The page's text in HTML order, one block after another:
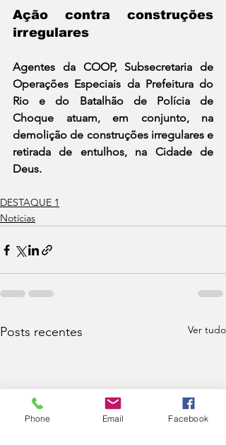
Ação contra construções
irregulares
Agentes da COOP, Subsecretaria de
Operações Especiais da Prefeitura do
Rio e do Batalhão de Polícia de
Choque atuam, em conjunto, na
demolição de construções irregulares e
retirada de entulhos, na Cidade de
Deus.
DESTAQUE 1
Notícias
Posts recentes Ver tudo
Phone Email Facebook